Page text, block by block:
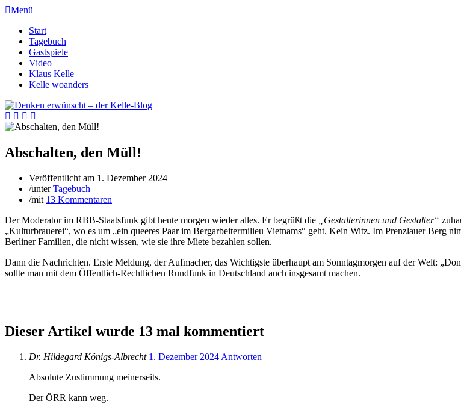
Menü
Start
Tagebuch
Gastspiele
Video
Klaus Kelle
Kelle woanders
Abschalten, den Müll!
Veröffentlicht am 1. Dezember 2024
/unterTagebuch
/mit 13 Kommentaren
Der Moderator im RBB-Staatsfunk gibt heute morgen wieder alles. Er begrüßt die
„Gestalterinnen und Gestalter“
„Kulturbrauerei“, wo es um „ein queeres Paar im Bergarbeitermilieu Vietnams“ geht. Kein Witz. Im Prenzlauer Berg
Berliner Familien, die nicht wissen, wie sie ihre Miete bezahlen sollen.
Dann die Nachrichten. Erste Meldung, der Aufmacher, das Wichtigste überhaupt am Sonntagmorgen auf der Welt:
sollte man mit dem Öffentlich-Rechtlichen Rundfunk in Deutschland auch insgesamt machen.
Dieser Artikel wurde 13 mal kommentiert
Dr. Hildegard Königs-Albrecht 1. Dezember 2024 Antworten
Absolute Zustimmung meinerseits.
Der ÖRR kann weg.